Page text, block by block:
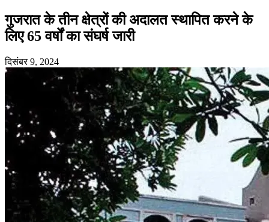
गुजरात के तीन क्षेत्रों की अदालत स्थापित करने के
लिए 65 वर्षों का संघर्ष जारी
दिसंबर 9, 2024